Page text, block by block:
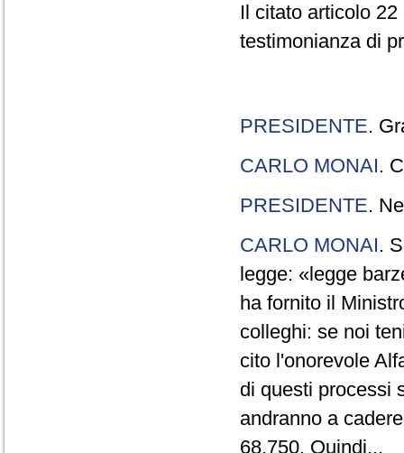
Il citato articolo
testimonianza di
PRESIDENTE.
CARLO MONAI.
PRESIDENTE.
CARLO MONAI.
legge: «legge
ha fornito il
colleghi: se noi
cito l'onorevole
di questi processi
andranno a
68.750. Quindi...